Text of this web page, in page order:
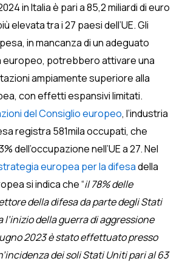
in Italia è pari a 85,2 miliardi di euro
elevata tra i 27 paesi dell’UE. Gli
in mancanza di un adeguato
potrebbero attivare una
ampiamente superiore alla
con effetti espansivi limitati.
del Consiglio europeo, l’industria
registra 581mila occupati, che
dell’occupazione nell’UE a 27. Nel
europea per la difesadella
si indica che “il 78% delle
della difesa da parte degli Stati
l’inizio della guerra di aggressione
2023 è stato effettuato presso
dei soli Stati Uniti pari al 63